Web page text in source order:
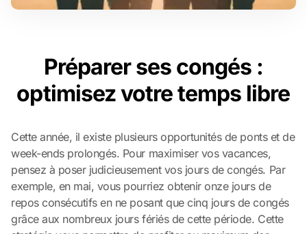
Préparer ses congés :
optimisez votre temps libre
Cette année, il existe plusieurs opportunités de ponts et de
week-ends prolongés. Pour maximiser vos vacances,
pensez à poser judicieusement vos jours de congés. Par
exemple, en mai, vous pourriez obtenir onze jours de
repos consécutifs en ne posant que cinq jours de congés
grâce aux nombreux jours fériés de cette période. Cette